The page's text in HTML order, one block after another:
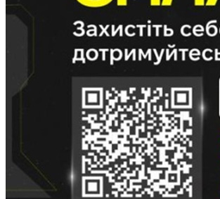
"Сервіс УТОГ"
Безбар'єрність для глухих
Вінницька область
Волинська область
Дніпропетровська область
Донецька область
Житомирська область
Закарпатська область
Запорізька область
Івано-Франківська область
Київ
Київська область